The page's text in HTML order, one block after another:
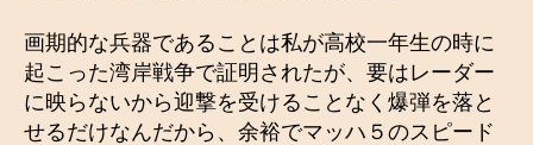
画期的な兵器であることは私が高校一年生の時に
起こった湾岸戦争で証明されたが、要はレーダー
に映らないから迎撃を受けることなく爆弾を落と
せるだけなんだから、余裕でマッハ５のスピード